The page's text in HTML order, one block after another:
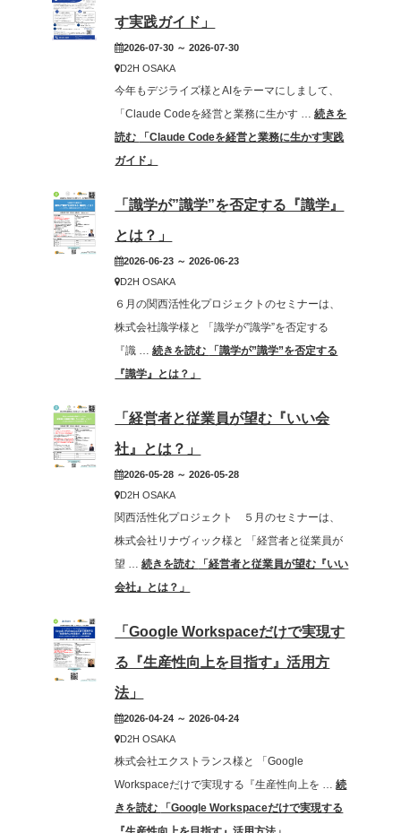
す実践ガイド」
2026-07-30 ～ 2026-07-30
D2H OSAKA
今年もデジライズ様とAIをテーマにしまして、
「Claude Codeを経営と業務に生かす …続きを
読む
「Claude Codeを経営と業務に生かす実践
ガイド」
「識学が”識学”を否定する『識学』
とは？」
2026-06-23 ～ 2026-06-23
D2H OSAKA
６月の関西活性化プロジェクトのセミナーは、
株式会社識学様と 「識学が”識学”を否定する
『識 …続きを読む
「識学が”識学”を否定する
『識学』とは？」
「経営者と従業員が望む『いい会
社』とは？」
2026-05-28 ～ 2026-05-28
D2H OSAKA
関西活性化プロジェクト ５月のセミナーは、
株式会社リナヴィック様と 「経営者と従業員が
望 …続きを読む
「経営者と従業員が望む『いい
会社』とは？」
「Google Workspaceだけで実現す
る『生産性向上を目指す』活用方
法」
2026-04-24 ～ 2026-04-24
D2H OSAKA
株式会社エクストランス様と 「Google
Workspaceだけで実現する『生産性向上を …続
きを読む
「Google Workspaceだけで実現する